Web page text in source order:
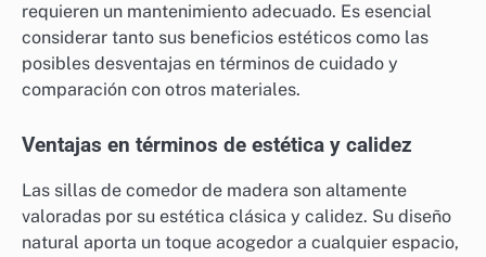
requieren un mantenimiento adecuado. Es esencial
considerar tanto sus beneficios estéticos como las
posibles desventajas en términos de cuidado y
comparación con otros materiales.
Ventajas en términos de estética y calidez
Las sillas de comedor de madera son altamente
valoradas por su estética clásica y calidez. Su diseño
natural aporta un toque acogedor a cualquier espacio,